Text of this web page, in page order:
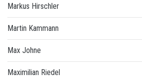
Markus Hirschler
Martin Kammann
Max Johne
Maximilian Riedel